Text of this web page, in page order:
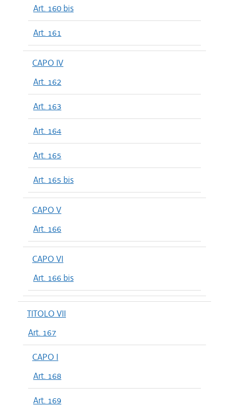
Art. 160 bis
Art. 161
CAPO IV
Art. 162
Art. 163
Art. 164
Art. 165
Art. 165 bis
CAPO V
Art. 166
CAPO VI
Art. 166 bis
TITOLO VII
Art. 167
CAPO I
Art. 168
Art. 169